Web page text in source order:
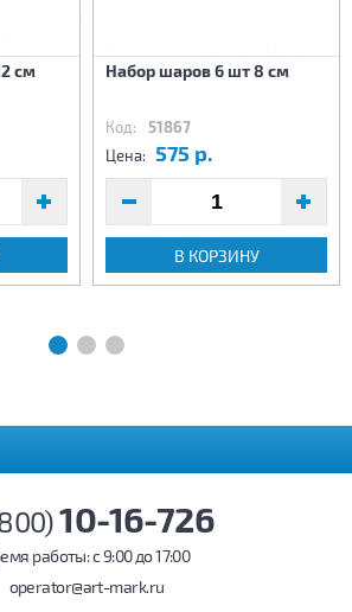
см Набор шаров 6 шт 8 см
Код: 51867
Цена: 575 р.
В КОРЗИНУ
10-16-726
работы: c 9:00 до 17:00
operator@art-mark.ru